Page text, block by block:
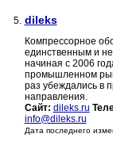
5. dileks
Компрессорное
единственным и
начиная с 2006
промышленном
раз убеждались в
направления.
Сайт: dileks.ru
info@dileks.ru
Дата последнего